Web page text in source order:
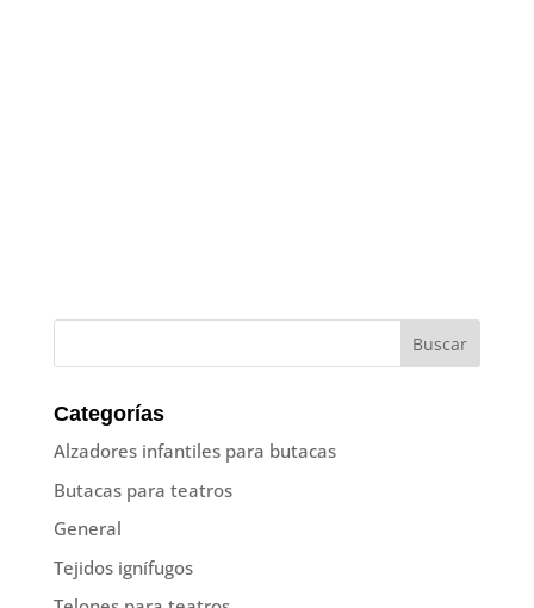
Categorías
Alzadores infantiles para butacas
Butacas para teatros
General
Tejidos ignífugos